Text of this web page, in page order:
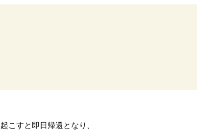
こすと即日帰還となり、